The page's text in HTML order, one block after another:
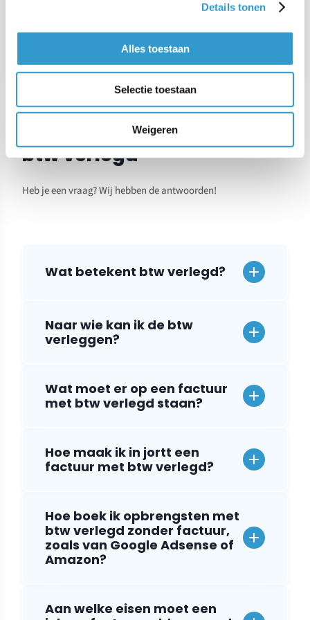
Details tonen
Alles toestaan
Selectie toestaan
Weigeren
Grootboekkaarten voor btw-controle
Veelgestelde vragen over
btw verlegd
Heb je een vraag? Wij hebben de antwoorden!
Wat betekent btw verlegd?
Naar wie kan ik de btw
verleggen?
Wat moet er op een factuur
met btw verlegd staan?
Hoe maak ik in jortt een
factuur met btw verlegd?
Hoe boek ik opbrengsten met
btw verlegd zonder factuur,
zoals van Google Adsense of
Amazon?
Aan welke eisen moet een